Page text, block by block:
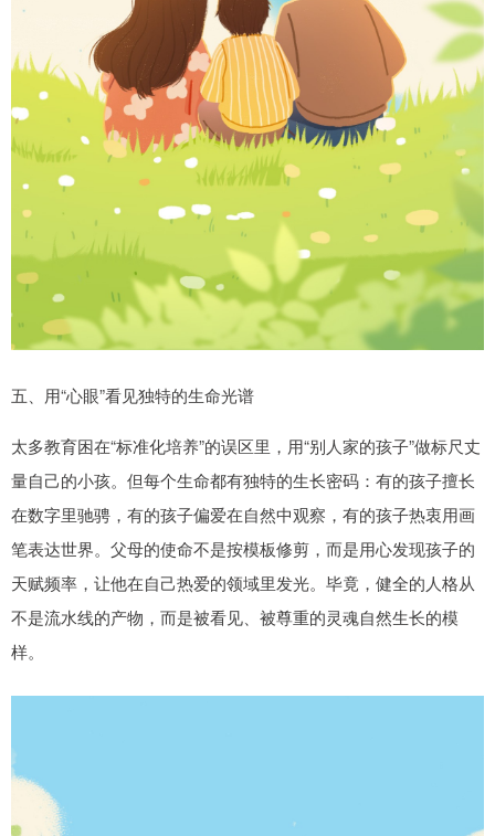
五、用“心眼”看见独特的生命光谱
太多教育困在“标准化培养”的误区里，用“别人家的孩子”做标尺丈
量自己的小孩。但每个生命都有独特的生长密码：有的孩子擅长
在数字里驰骋，有的孩子偏爱在自然中观察，有的孩子热衷用画
笔表达世界。父母的使命不是按模板修剪，而是用心发现孩子的
天赋频率，让他在自己热爱的领域里发光。毕竟，健全的人格从
不是流水线的产物，而是被看见、被尊重的灵魂自然生长的模
样。